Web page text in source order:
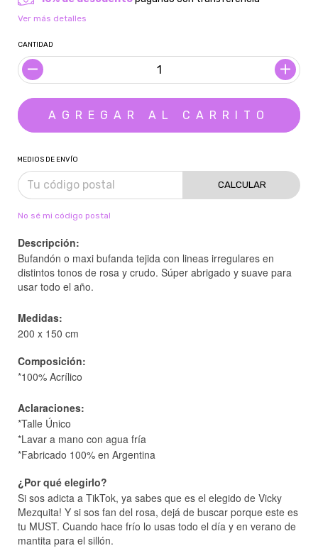
Ver más detalles
CANTIDAD
MEDIOS DE ENVÍO
CALCULAR
No sé mi código postal
Descripción:
Bufandón o maxi bufanda tejida con lineas irregulares en
distintos tonos de rosa y crudo. Súper abrigado y suave para
usar todo el año.
Medidas:
200 x 150 cm
Composición:
*100% Acrílico
Aclaraciones:
*Talle Único
*Lavar a mano con agua fría
*Fabricado 100% en Argentina
¿Por qué elegirlo?
Si sos adicta a TikTok, ya sabes que es el elegido de Vicky
Mezquita! Y si sos fan del rosa, dejá de buscar porque este es
tu MUST. Cuando hace frío lo usas todo el día y en verano de
mantita para el sillón.